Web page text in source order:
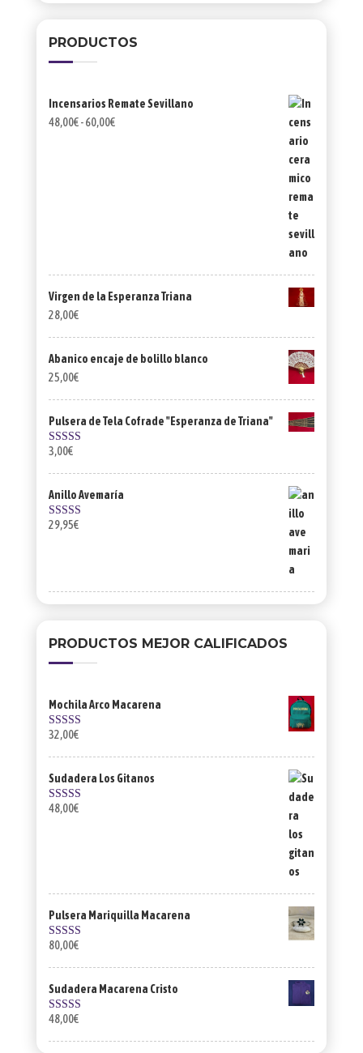
PRODUCTOS
Incensarios Remate Sevillano
48,00€ - 60,00€Rango
Virgen de la Esperanza Triana
28,00€
Abanico encaje de bolillo blanco
25,00€
Pulsera de Tela Cofrade "Esperanza de Triana"
Valorado
de 5
3,00€
Anillo Avemaría
Valorado con
29,95€
PRODUCTOS MEJOR CALIFICADOS
Mochila Arco Macarena
Valorado con
32,00€
Sudadera Los Gitanos
Valorado con
48,00€
Pulsera Mariquilla Macarena
Valorado con
80,00€
Sudadera Macarena Cristo
Valorado con
48,00€